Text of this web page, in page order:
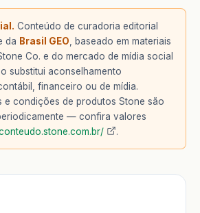
Conteúdo de curadoria editorial
da Brasil GEO , baseado em materiais
Co. e do mercado de mídia social
substitui aconselhamento
financeiro ou de mídia.
e condições de produtos Stone são
— confira valores
.